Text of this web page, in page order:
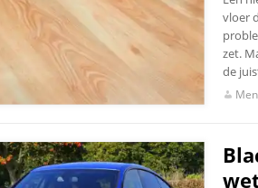
vloer
zet.
de